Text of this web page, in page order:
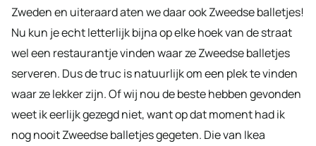
Zweden en uiteraard aten we daar ook Zweedse balletjes!
Nu kun je echt letterlijk bijna op elke hoek van de straat
wel een restaurantje vinden waar ze Zweedse balletjes
serveren. Dus de truc is natuurlijk om een plek te vinden
waar ze lekker zijn. Of wij nou de beste hebben gevonden
weet ik eerlijk gezegd niet, want op dat moment had ik
nog nooit Zweedse balletjes gegeten. Die van Ikea